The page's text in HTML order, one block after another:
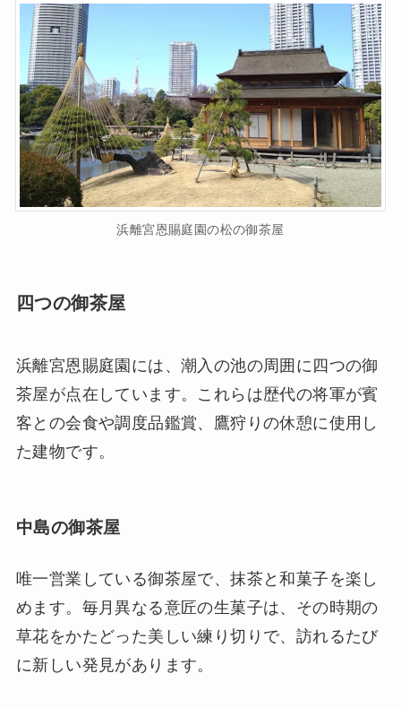
浜離宮恩賜庭園の松の御茶屋
四つの御茶屋
浜離宮恩賜庭園には、潮入の池の周囲に四つの御
茶屋が点在しています。これらは歴代の将軍が賓
客との会食や調度品鑑賞、鷹狩りの休憩に使用し
た建物です。
中島の御茶屋
唯一営業している御茶屋で、抹茶と和菓子を楽し
めます。毎月異なる意匠の生菓子は、その時期の
草花をかたどった美しい練り切りで、訪れるたび
に新しい発見があります。